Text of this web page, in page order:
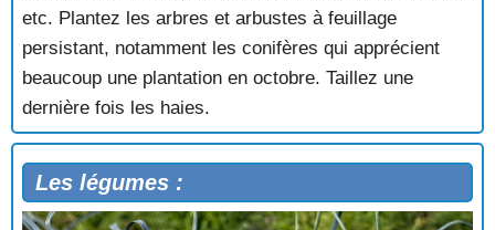
etc. Plantez les arbres et arbustes à feuillage
persistant, notamment les conifères qui apprécient
beaucoup une plantation en octobre. Taillez une
dernière fois les haies.
Les légumes :